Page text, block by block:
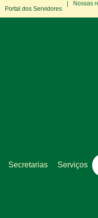
Portal dos Servidores
Nossas
Secretarias Serviços